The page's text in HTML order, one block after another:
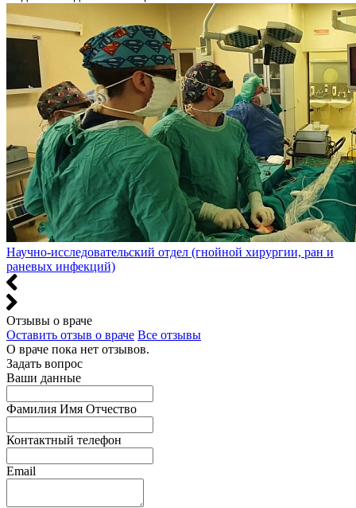
Научно-исследовательский отдел (гнойной хирургии, ран и
раневых инфекций)
Отзывы о враче
Оставить отзыв о враче Все отзывы
О враче пока нет отзывов.
Задать вопрос
Ваши данные
Фамилия Имя Отчество
Контактный телефон
Email